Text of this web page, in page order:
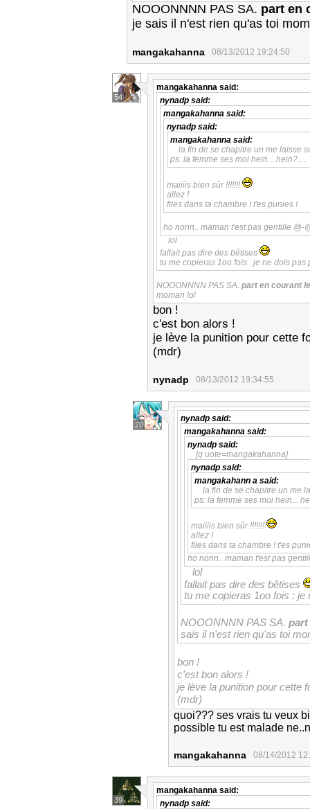
NOOONNNN PAS SA. part en
je sais il n'est rien qu'as toi
mangakahanna 08/13/2012 19:24:50
54
mangakahanna said:
nynadp said:
mangakahanna said:
nynadp said:
mangakahanna said:
la fin de se chapitre un me laisse
ps: la femme ses moi hein... hein?.....
maiiiis bien sûr !!!!!!!
allez !
files dans ta chambre ! t'es punies !
ho nonn.. maman t'est pas gentille @-
lol
fallait pas dire des bêtises
tu me copieras 1oo fois : je ne dois
NOOONNNN PAS SA. part en courant
moman lol
bon !
c'est bon alors !
je lève la punition pour cette
(mdr)
nynadp 08/13/2012 19:34:55
20
nynadp said:
mangakahanna said:
nynadp said:
[q uote=mangakahanna]
nynadp said:
mangakahann a said:
la fin de se chapitre un me
ps: la femme ses moi hein...
maiiiis bien sûr !!!!!!!
allez !
files dans ta chambre ! t'es
ho nonn.. maman t'est pas
lol
fallait pas dire des bêtises
tu me copieras 1oo fois : je
NOOONNNN PAS SA. part
sais il n'est rien qu'as toi
bon !
c'est bon alors !
je lève la punition pour cette
(mdr)
quoi??? ses vrais tu veux
possible tu est malade
mangakahanna 08/14/2012
39
mangakahanna said:
nynadp said: